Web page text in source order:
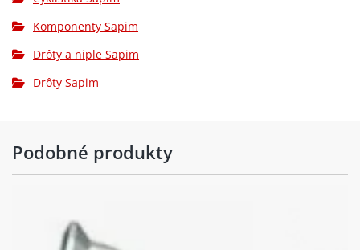
Komponenty Sapim
Drôty a niple Sapim
Drôty Sapim
Podobné produkty